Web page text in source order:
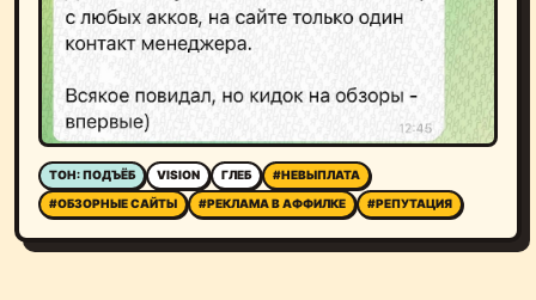
ТОН: ПОДЪЁБ VISION ГЛЕБ
#НЕВЫПЛАТА
#ОБЗОРНЫЕ САЙТЫ
#РЕКЛАМА В АФФИЛКЕ #РЕПУТАЦИЯ